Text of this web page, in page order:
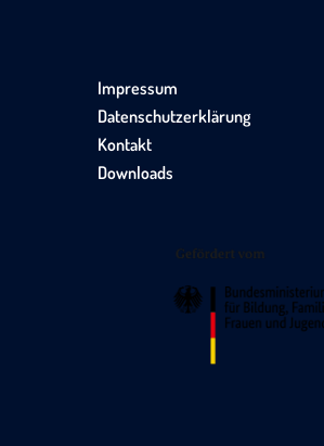
Impressum
Datenschutzerklärung
Kontakt
Downloads